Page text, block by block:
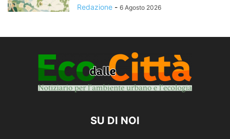
Redazione - 6 Agosto 2026
SU DI NOI